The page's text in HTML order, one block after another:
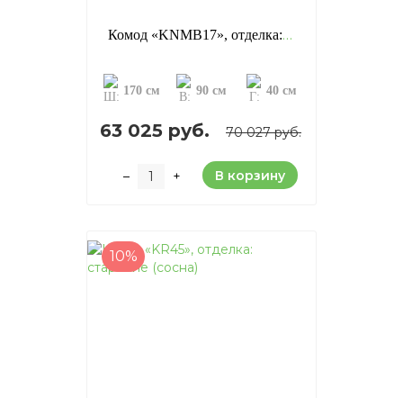
Комод «KNMB17», отделка: старение (сосна)
170 см 90 см 40 см
63 025 руб. 70 027 руб.
– + В корзину
10%